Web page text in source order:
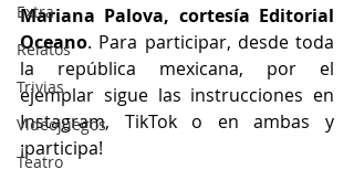
Extra
Relatos
Trivias
Videojuegos
Teatro
Mariana Palova, cortesía Editorial
Oceano. Para participar, desde toda
la república mexicana, por el
ejemplar sigue las instrucciones en
Instagram, TikTok o en ambas y
¡participa!